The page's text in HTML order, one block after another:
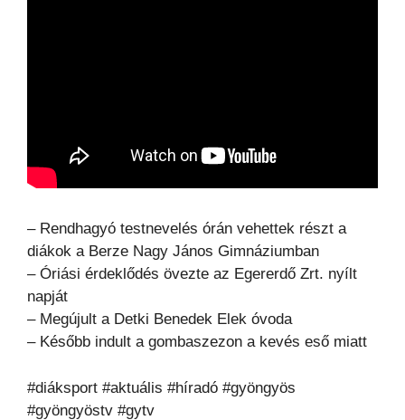
– Rendhagyó testnevelés órán vehettek részt a
diákok a Berze Nagy János Gimnáziumban
– Óriási érdeklődés övezte az Egererdő Zrt. nyílt
napját
– Megújult a Detki Benedek Elek óvoda
– Később indult a gombaszezon a kevés eső miatt
#diáksport #aktuális #híradó #gyöngyös
#gyöngyöstv #gytv